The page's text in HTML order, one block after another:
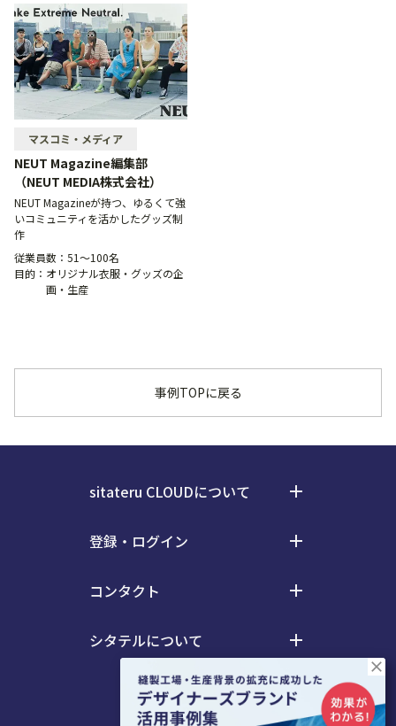
マスコミ・メディア
NEUT Magazine編集部
（NEUT MEDIA株式会社）
NEUT Magazineが持つ、ゆるくて強
いコミュニティを活かしたグッズ制
作
従業員数： 51〜100名
目的： オリジナル衣服・グッズの企
画・生産
事例TOPに戻る
sitateru CLOUDについて add
事例
登録・ログイン add
会員登録
コンタクト add
資料ダウンロード
お問い合わせ
シタテルについて add
利用規約
close